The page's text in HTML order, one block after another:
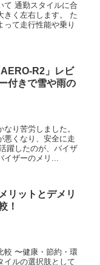
て 通勤スタイルに合
きく左右します。 た
って走行性能や乗り
R2」レビ
付きで雪や雨の
り苦労しました。
悪くなり、安全に走
躍したのが、バイザ
ザーのメリ...
リットとデメリ
！
較 〜健康・節約・環
イルの選択肢として